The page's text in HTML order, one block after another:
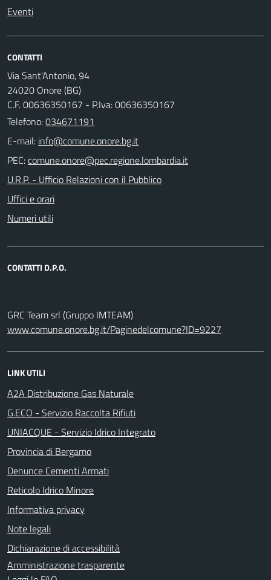
Eventi
CONTATTI
Via Sant'Antonio, 94
24020 Onore (BG)
C.F. 00636350167 - P.Iva: 00636350167
Telefono:034671191
E-mail:
PEC:
U.R.P. - Ufficio Relazioni con il Pubblico
Uffici e orari
Numeri utili
CONTATTI D.P.O.
GRC Team srl (Gruppo IMTEAM)
www.comune.onore.bg.it/Paginedelcomune?ID=9227
LINK UTILI
A2A Distribuzione Gas Naturale
G.ECO - Servizio Raccolta Rifiuti
UNIACQUE - Servizio Idrico Integrato
Provincia di Bergamo
Denunce Cementi Armati
Reticolo Idrico Minore
Informativa privacy
Note legali
Dichiarazione di accessibilità
Amministrazione trasparente